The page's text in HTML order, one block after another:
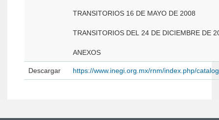
TRANSITORIOS 16 DE MAYO DE 2008
TRANSITORIOS DEL 24 DE DICIEMBRE DE
ANEXOS
Descargar https://www.inegi.org.mx/rnm/index.php/